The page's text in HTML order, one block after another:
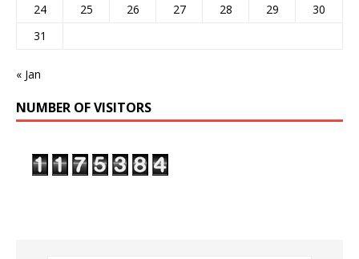
24
25 26 27 28 29
30
31
« Jan
NUMBER OF VISITORS